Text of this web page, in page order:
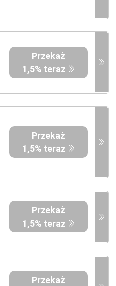
Przekaż
1,5% teraz
Przekaż
1,5% teraz
Przekaż
1,5% teraz
Przekaż